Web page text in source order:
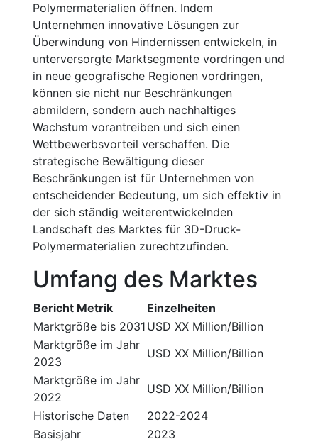
Polymermaterialien öffnen. Indem
Unternehmen innovative Lösungen zur
Überwindung von Hindernissen entwickeln, in
unterversorgte Marktsegmente vordringen und
in neue geografische Regionen vordringen,
können sie nicht nur Beschränkungen
abmildern, sondern auch nachhaltiges
Wachstum vorantreiben und sich einen
Wettbewerbsvorteil verschaffen. Die
strategische Bewältigung dieser
Beschränkungen ist für Unternehmen von
entscheidender Bedeutung, um sich effektiv in
der sich ständig weiterentwickelnden
Landschaft des Marktes für 3D-Druck-
Polymermaterialien zurechtzufinden.
Umfang des Marktes
Bericht Metrik
Einzelheiten
Marktgröße bis 2031 USD XX Million/Billion
Marktgröße im Jahr
2023
USD XX Million/Billion
Marktgröße im Jahr
2022
USD XX Million/Billion
Historische Daten
2022-2024
Basisjahr
2023